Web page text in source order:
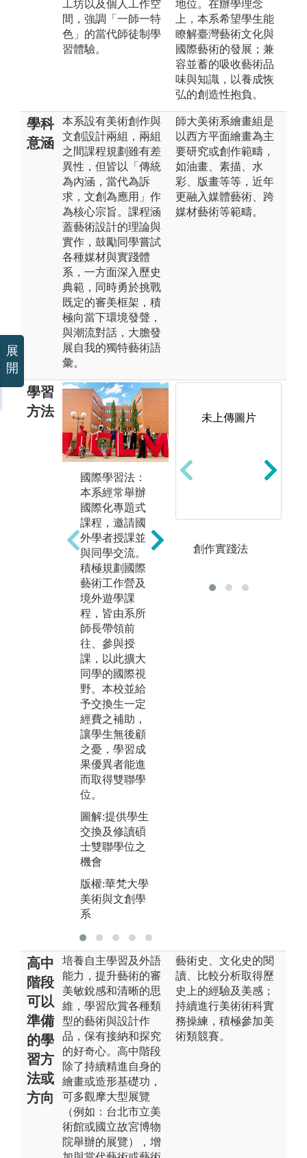
工坊以及個人工作空
間，強調「一師一特
色」的當代師徒制學
習體驗。
地位。在辦學理念
上，本系希望學生能
瞭解臺灣藝術文化與
國際藝術的發展；兼
容並蓄的吸收藝術品
味與知識，以養成恢
弘的創造性抱負。
學科
意涵
本系設有美術創作與
文創設計兩組，兩組
之間課程規劃雖有差
異性，但皆以「傳統
為內涵，當代為訴
求，文創為應用」作
為核心宗旨。課程涵
蓋藝術設計的理論與
實作，鼓勵同學嘗試
各種媒材與實踐體
系，一方面深入歷史
典範，同時勇於挑戰
既定的審美框架，積
極向當下環境發聲，
與潮流對話，大膽發
展自我的獨特藝術語
彙。
師大美術系繪畫組是
以西方平面繪畫為主
要研究或創作範疇，
如油畫、素描、水
彩、版畫等等，近年
更融入媒體藝術、跨
媒材藝術等範疇。
學習
方法
國際學習法：
本系經常舉辦
國際化專題式
課程，邀請國
外學者授課並
與同學交流。
積極規劃國際
藝術工作營及
境外遊學課
程，皆由系所
師長帶領前
往、參與授
課，以此擴大
同學的國際視
野。本校並給
予交換生一定
經費之補助，
讓學生無後顧
之憂，學習成
果優異者能進
而取得雙聯學
位。
圖解:提供學生
交換及修讀碩
士雙聯學位之
機會
版權:華梵大學
美術與文創學
系
展演實踐法：
計的學習成
學生統籌規
計、空間布
未上傳圖片
創作實踐法
高中
階段
可以
準備
的學
習方
法或
方向
培養自主學習及外語
能力，提升藝術的審
美敏銳感和清晰的思
維，學習欣賞各種類
型的藝術與設計作
品，保有接納和探究
的好奇心。高中階段
除了持續精進自身的
繪畫或造形基礎功，
可多觀摩大型展覽
（例如：台北市立美
術館或國立故宮博物
院舉辦的展覽），增
藝術史、文化史的閱
讀、比較分析取得歷
史上的經驗及美感；
持續進行美術術科實
務操練，積極參加美
術類競賽。
展
開